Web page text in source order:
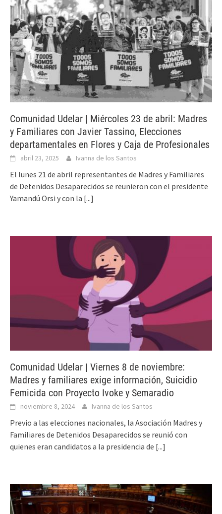
Comunidad Udelar | Miércoles 23 de abril: Madres
y Familiares con Javier Tassino, Elecciones
departamentales en Flores y Caja de Profesionales
abril 23, 2025 Ivanna de los Santos
El lunes 21 de abril representantes de Madres y Familiares
de Detenidos Desaparecidos se reunieron con el presidente
Yamandú Orsi y con la [...]
Comunidad Udelar | Viernes 8 de noviembre:
Madres y familiares exige información, Suicidio
Femicida con Proyecto Ivoke y Semaradio
noviembre 8, 2024 Ivanna de los Santos
Previo a las elecciones nacionales, la Asociación Madres y
Familiares de Detenidos Desaparecidos se reunió con
quienes eran candidatos a la presidencia de [...]